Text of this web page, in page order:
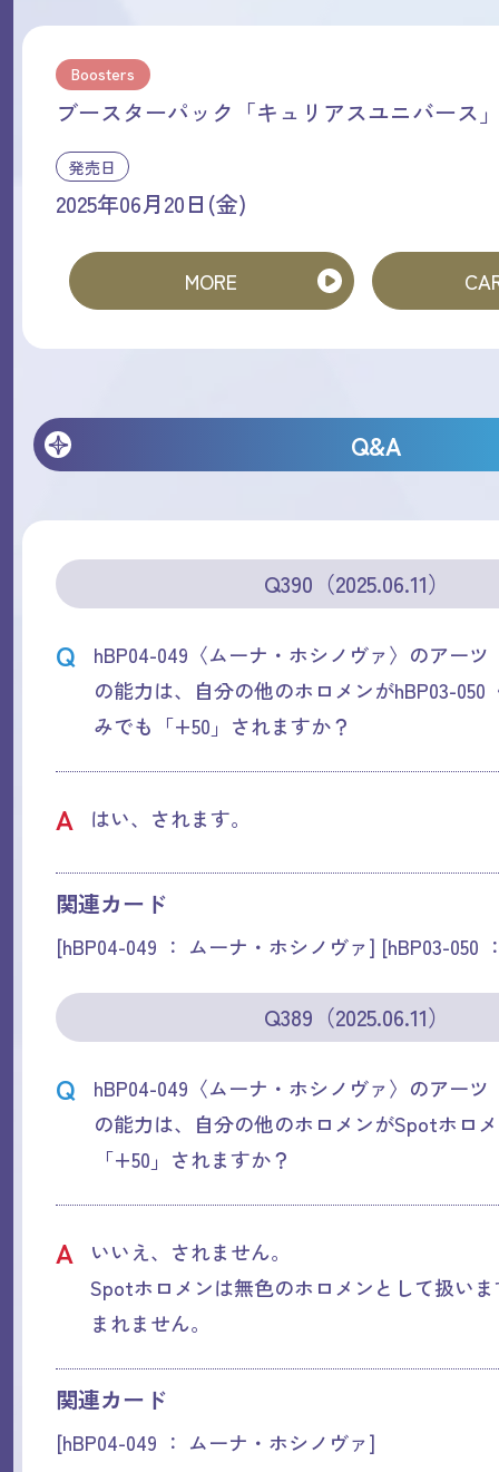
Boosters
ブースターパック「キュリアスユニバース
発売日
2025年06月20日(金)
MORE
Q&A
Q390（2025.06.11）
Q
hBP04-049〈ムーナ・ホシノヴァ〉のアーツ
の能力は、自分の他のホロメンがhBP03-050
みでも「+50」されますか？
A はい、されます。
関連カード
[hBP04-049 ： ムーナ・ホシノヴァ] [hBP03-050
Q389（2025.06.11）
Q
hBP04-049〈ムーナ・ホシノヴァ〉のアーツ
の能力は、自分の他のホロメンがSpotホロ
「+50」されますか？
A
いいえ、されません。
Spotホロメンは無色のホロメンとして扱い
まれません。
関連カード
[hBP04-049 ： ムーナ・ホシノヴァ]